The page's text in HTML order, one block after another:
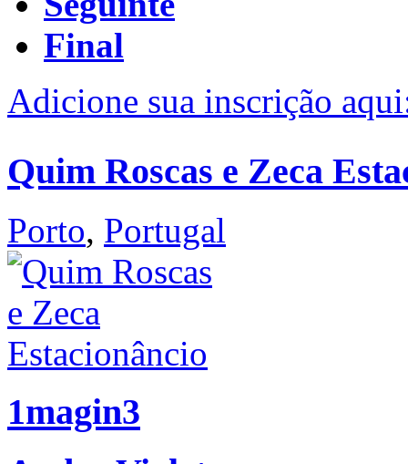
Final
Adicione sua inscrição
Quim Roscas e Zeca
Porto, Portugal
1magin3